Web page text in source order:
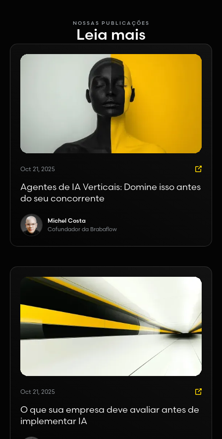
NOSSAS PUBLICAÇÕES
Leia mais
Oct 21, 2025
Agentes de IA Verticais: Domine isso antes
do seu concorrente
Michel Costa
Cofundador da Brabaflow
Oct 21, 2025
O que sua empresa deve avaliar antes de
implementar IA